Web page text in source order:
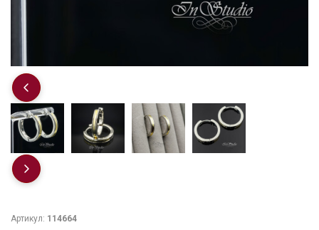
Артикул: 114664